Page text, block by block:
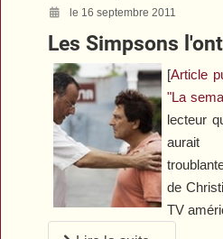
le 16 septembre 2011
Les Simpsons
[Article
"La
lecteur
aurait
de
TV